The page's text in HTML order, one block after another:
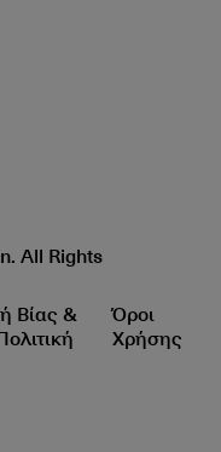
All Rights
Βίας &
Όροι
Χρήσης